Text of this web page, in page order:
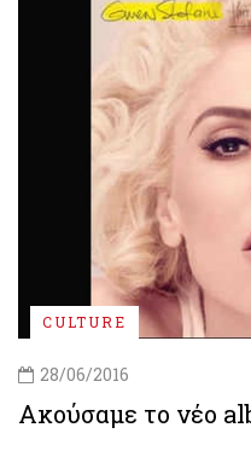
CULTURE
28/06/2016
Ακούσαμε το νέο